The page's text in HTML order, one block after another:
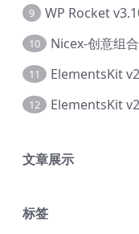
9
10 Nicex-创意组
11 ElementsKit
12 ElementsKit
文章展示
标签